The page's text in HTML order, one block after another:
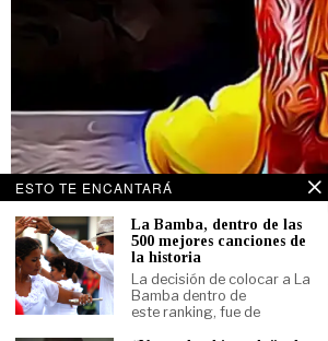
10 septiembre, 2024
Cocteles Mexicanos para celebrar el 15
ESTO TE ENCANTARÁ
La Bamba, dentro de las
500 mejores canciones de
la historia
La decisión de colocar a La
Bamba dentro de
este ranking, fue de